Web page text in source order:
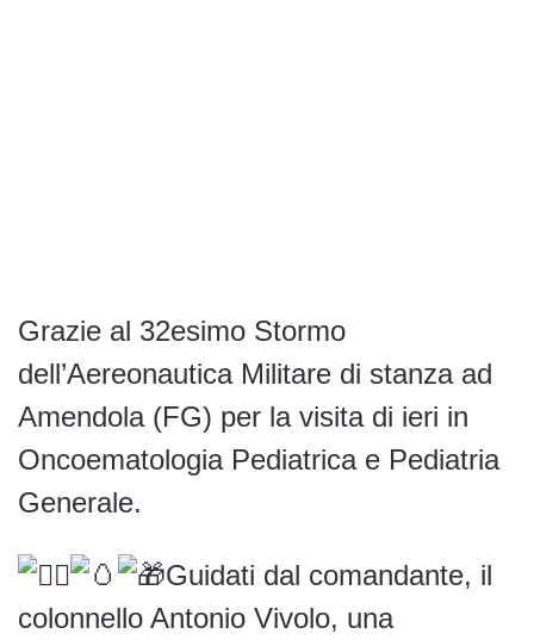
Grazie al 32esimo Stormo
dell’Aereonautica Militare di stanza ad
Amendola (FG) per la visita di ieri in
Oncoematologia Pediatrica e Pediatria
Generale.
Guidati dal comandante, il
colonnello Antonio Vivolo, una